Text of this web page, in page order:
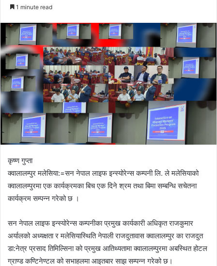
d
a
n
e
m
a
i
1 minute read
कृष्ण गुप्ता
क्वालालम्पुर मलेसिया:=सन नेपाल लाइफ इन्स्योरेन्स कम्पनी लि. ले मलेसियाको
क्वालालम्पुरमा एक कार्यक्रमका बिच एक दिने श्रम तथा बिमा सम्बन्धि सचेतना
कार्यक्रम सम्पन्न गरेको छ ।
सन नेपाल लाइफ इन्स्योरेन्स कम्पनीका प्रमुख कार्यकारी अधिकृत राजकुमार
अर्यालको अध्यक्षता र मलेसियास्थिति नेपाली राजदुतावास क्वालालम्पुर का राजदुत
डा:नेत्र प्रसाद तिमिल्सिना को प्रमुख आतिथ्यतामा क्वालालम्पुरमा अबस्थित होटल
ग्राण्ड कण्टिनेण्टल को सभाहलमा आइतबार साझ सम्पन्न गरेको छ।